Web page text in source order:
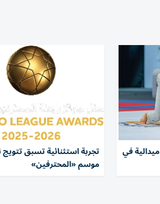
الإمارات ترفع رصيدها إلى 62 ميدالية في تجربة استثنائية تسبق
موسم «المحترفين»